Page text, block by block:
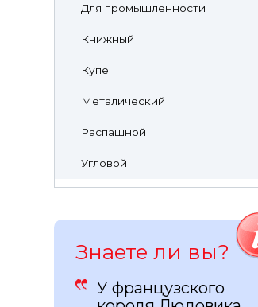
Для промышленности
Книжный
Купе
Металический
Распашной
Угловой
Знаете ли вы?
У французского